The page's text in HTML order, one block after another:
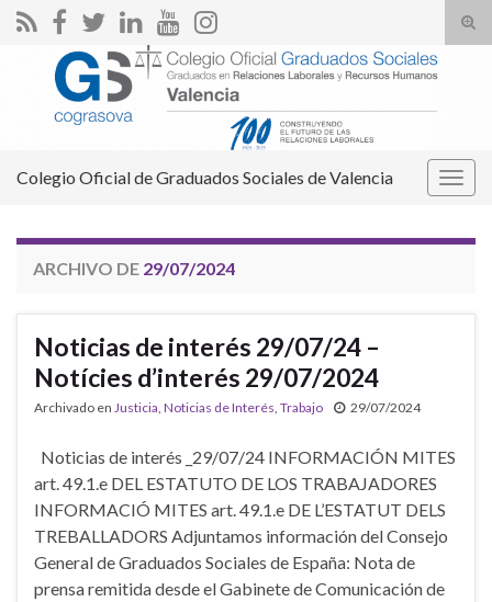
el
Search for:
Colegio Oficial de Graduados Sociales de Valencia
ARCHIVO DE 29/07/2024
Noticias de interés 29/07/24 –
Notícies d’interés 29/07/2024
Archivado en Justicia Noticias de Interés Trabajo 29/07/2024
Noticias de interés _29/07/24 INFORMACIÓN MITES
art. 49.1.e DEL ESTATUTO DE LOS TRABAJADORES
INFORMACIÓ MITES art. 49.1.e DE L’ESTATUT DELS
TREBALLADORS Adjuntamos información del Consejo
General de Graduados Sociales de España: Nota de
prensa remitida desde el Gabinete de Comunicación de